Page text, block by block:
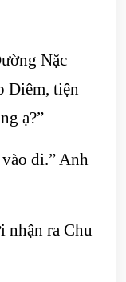
Nặc
Diêm, tiện
ạ?”
đi.” Anh
nhận ra Chu